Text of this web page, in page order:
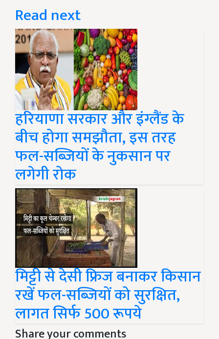
Read next
हरियाणा सरकार और इंग्लैंड के
बीच होगा समझौता, इस तरह
फल-सब्जियों के नुकसान पर
लगेगी रोक
मिट्टी से देसी फ्रिज बनाकर किसान
रखें फल-सब्जियों को सुरक्षित,
लागत सिर्फ 500 रूपये
Share your comments